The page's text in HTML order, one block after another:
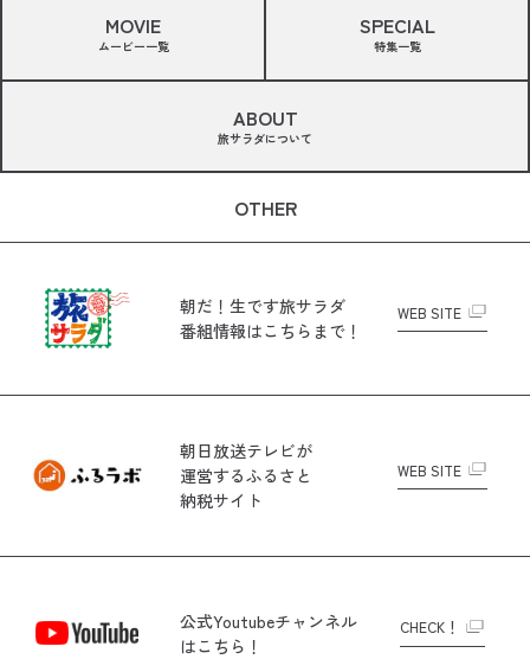
MOVIE
ムービー一覧
SPECIAL
特集一覧
ABOUT
旅サラダについて
OTHER
朝だ！生です旅サラダ
番組情報はこちらまで！
WEB SITE
朝日放送テレビが
運営するふるさと
納税サイト
WEB SITE
公式Youtubeチャンネル
はこちら！
CHECK！